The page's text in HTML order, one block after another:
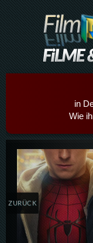
in
Wie
Details,Play
ZURÜCK